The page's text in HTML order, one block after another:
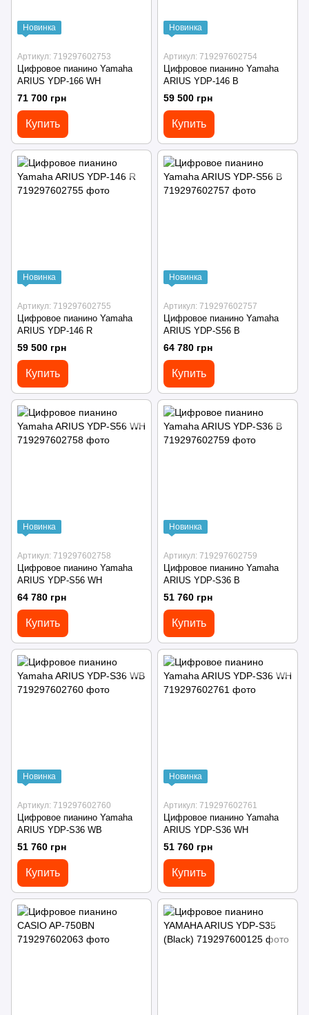
Новинка
Артикул: 719297602753
Цифровое пианино Yamaha
ARIUS YDP-166 WH
71 700 грн
Купить
Новинка
Артикул: 719297602754
Цифровое пианино Yamaha
ARIUS YDP-146 B
59 500 грн
Купить
Новинка
Артикул: 719297602755
Цифровое пианино Yamaha
ARIUS YDP-146 R
59 500 грн
Купить
Новинка
Артикул: 719297602757
Цифровое пианино Yamaha
ARIUS YDP-S56 B
64 780 грн
Купить
Новинка
Артикул: 719297602758
Цифровое пианино Yamaha
ARIUS YDP-S56 WH
64 780 грн
Купить
Новинка
Артикул: 719297602759
Цифровое пианино Yamaha
ARIUS YDP-S36 B
51 760 грн
Купить
Новинка
Артикул: 719297602760
Цифровое пианино Yamaha
ARIUS YDP-S36 WB
51 760 грн
Купить
Новинка
Артикул: 719297602761
Цифровое пианино Yamaha
ARIUS YDP-S36 WH
51 760 грн
Купить